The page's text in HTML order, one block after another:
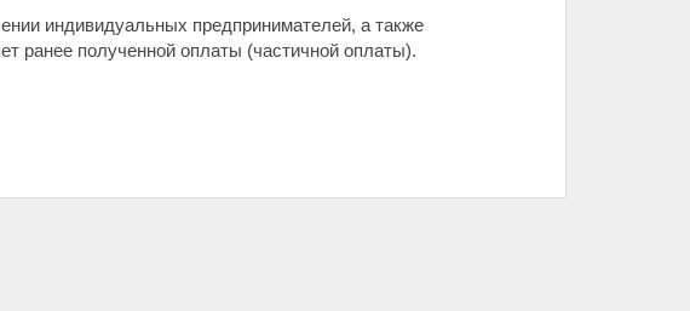
индивидуальных предпринимателей, а также
ранее полученной оплаты (частичной оплаты).